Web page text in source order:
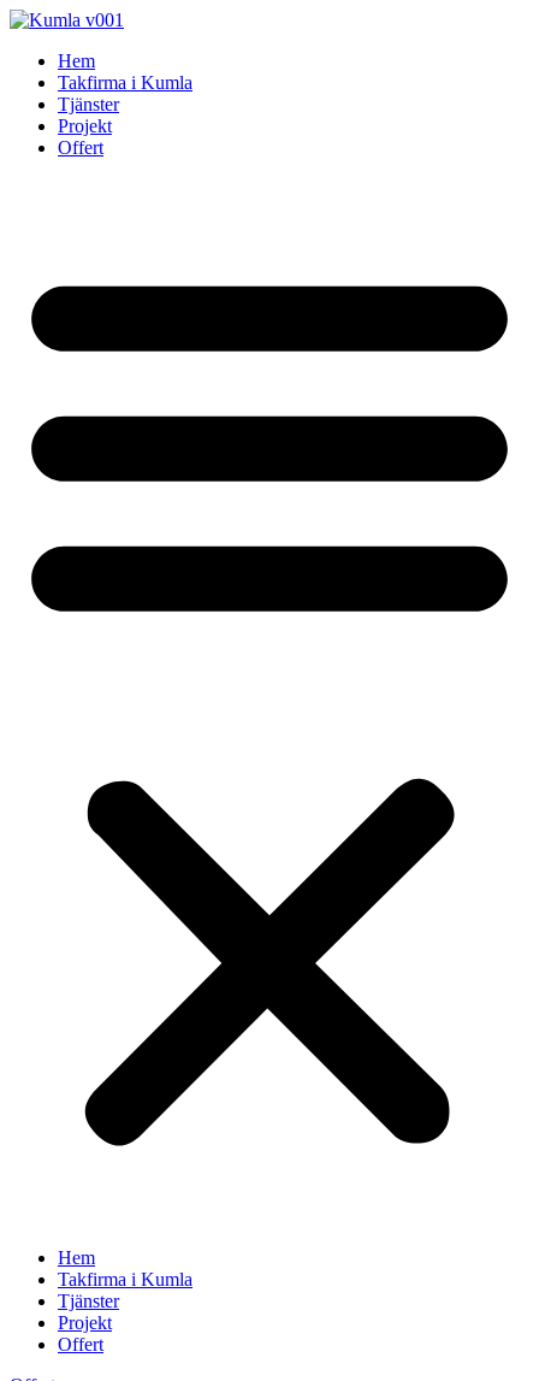
Skip
contentHem
Takfirma i Kumla
Tjänster
Projekt
Offert
Hem
Takfirma i Kumla
Tjänster
Projekt
Offert